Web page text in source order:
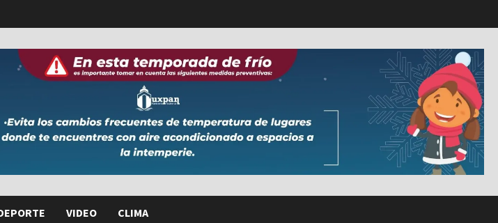
VIDEO CLIMA